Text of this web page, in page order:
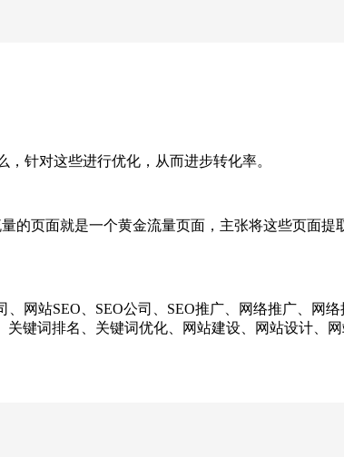
针对这些进行优化，从而进步转化率。
页面就是一个黄金流量页面，主张将这些页面提
站SEO、SEO公司、SEO推广、网络推广、网络
键词排名、关键词优化、网站建设、网站设计、